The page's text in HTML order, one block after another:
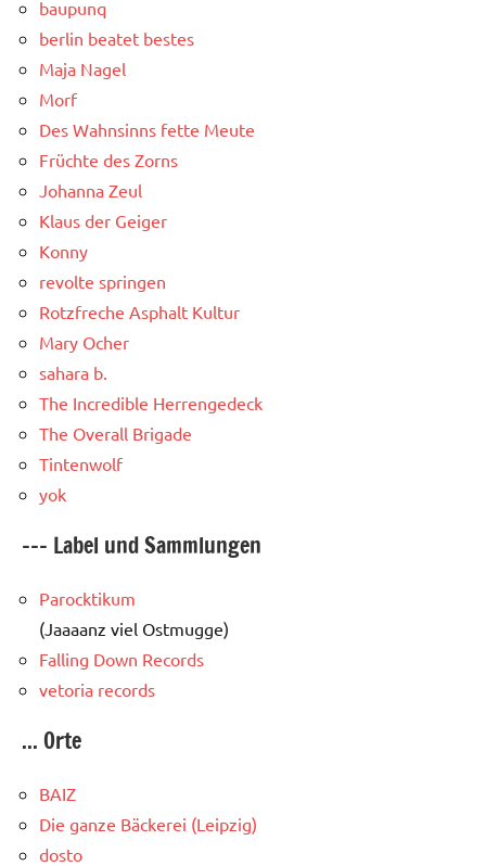
baupunq
berlin beatet bestes
Maja Nagel
Morf
Des Wahnsinns fette Meute
Früchte des Zorns
Johanna Zeul
Klaus der Geiger
Konny
revolte springen
Rotzfreche Asphalt Kultur
Mary Ocher
sahara b.
The Incredible Herrengedeck
The Overall Brigade
Tintenwolf
yok
--- Label und Sammlungen
Parocktikum
(Jaaaanz viel Ostmugge)
Falling Down Records
vetoria records
... Orte
BAIZ
Die ganze Bäckerei (Leipzig)
dosto